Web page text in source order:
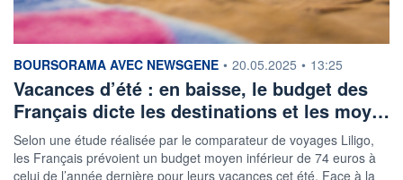
information fournie par
BOURSORAMA AVEC NEWSGENE • 20.05.2025 • 13:25
Vacances d’été : en baisse, le budget des
Français dicte les destinations et les moy…
Selon une étude réalisée par le comparateur de voyages Liligo,
les Français prévoient un budget moyen inférieur de 74 euros à
celui de l’année dernière pour leurs vacances cet été. Face à la